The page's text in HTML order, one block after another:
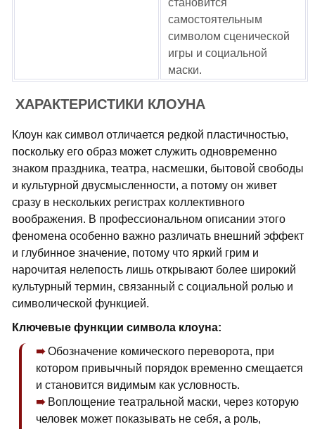
становится
самостоятельным
символом сценической
игры и социальной
маски.
ХАРАКТЕРИСТИКИ КЛОУНА
Клоун как символ отличается редкой пластичностью,
поскольку его образ может служить одновременно
знаком праздника, театра, насмешки, бытовой свободы
и культурной двусмысленности, а потому он живет
сразу в нескольких регистрах коллективного
воображения. В профессиональном описании этого
феномена особенно важно различать внешний эффект
и глубинное значение, потому что яркий грим и
нарочитая нелепость лишь открывают более широкий
культурный термин, связанный с социальной ролью и
символической функцией.
Ключевые функции символа клоуна:
Обозначение комического переворота, при
котором привычный порядок временно смещается
и становится видимым как условность.
Воплощение театральной маски, через которую
человек может показывать не себя, а роль,